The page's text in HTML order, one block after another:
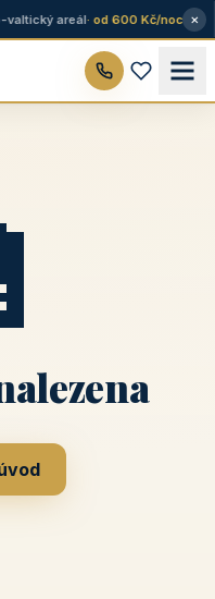
valtický areál· od 600 Kč/noc ×